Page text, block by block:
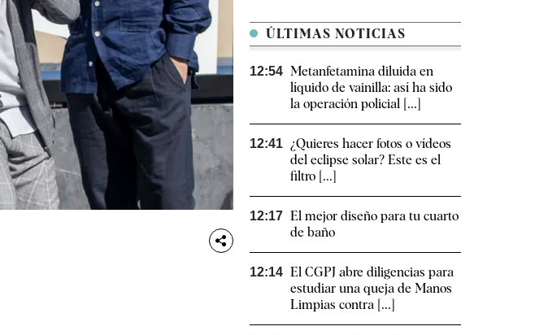
ÚLTIMAS NOTICIAS
12:54 Metanfetamina diluida en
líquido de vainilla: así ha sido
la operación policial [...]
12:41 ¿Quieres hacer fotos o vídeos
del eclipse solar? Este es el
filtro [...]
12:17 El mejor diseño para tu cuarto
de baño
12:14 El CGPJ abre diligencias para
estudiar una queja de Manos
Limpias contra [...]